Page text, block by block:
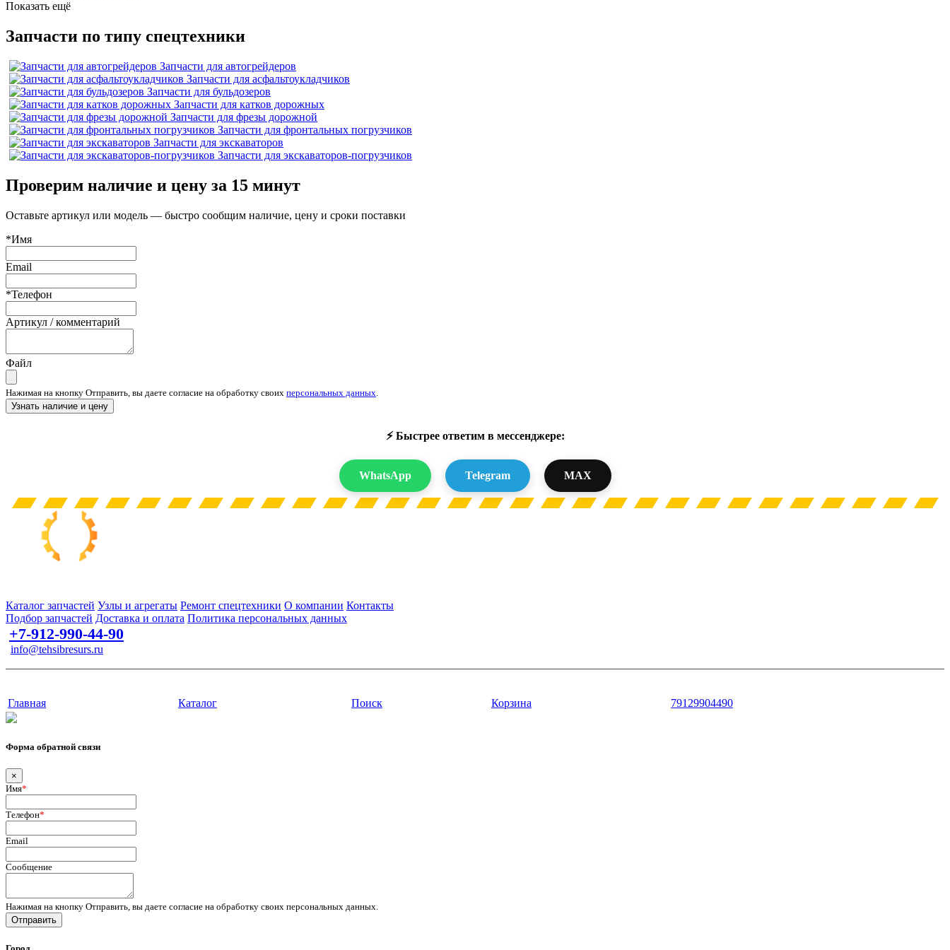
Показать ещё
Запчасти по типу спецтехники
Запчасти для автогрейдеров
Запчасти для асфальтоукладчиков
Запчасти для бульдозеров
Запчасти для катков дорожных
Запчасти для фрезы дорожной
Запчасти для фронтальных погрузчиков
Запчасти для экскаваторов
Запчасти для экскаваторов-погрузчиков
Проверим наличие и цену за 15 минут
Оставьте артикул или модель — быстро сообщим наличие, цену и сроки поставки
*Имя
Email
*Телефон
Артикул / комментарий
Файл
Нажимая на кнопку Отправить, вы даете согласие на обработку своих персональных данных
Узнать наличие и цену
⚡ Быстрее ответим в мессенджере:
WhatsApp Telegram MAX
Каталог запчастей Узлы и агрегаты Ремонт спецтехники О компании Контакты
Подбор запчастей Доставка и оплата Политика персональных данных
+7-912-990-44-90
info@tehsibresurs.ru
Главная Каталог Поиск Корзина 79129904490
Форма обратной связи
×
Имя*
Телефон*
Email
Сообщение
Нажимая на кнопку Отправить, вы даете согласие на обработку своих персональных данных.
Отправить